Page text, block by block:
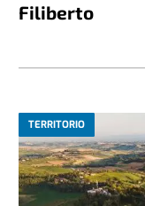
Filiberto
TERRITORIO